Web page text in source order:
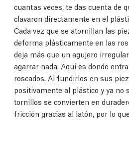
cuantas veces, te das cuenta de
clavaron directamente en el
Cada vez que se atornillan las
deforma plásticamente en las
deja más que un agujero
agarrar nada. Aquí es donde
roscados. Al fundirlos en sus
positivamente al plástico y ya no
tornillos se convierten en
fricción gracias al latón, por lo